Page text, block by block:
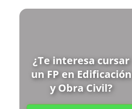
¿Te interesa cursar
un FP en Edificación
y Obra Civil?